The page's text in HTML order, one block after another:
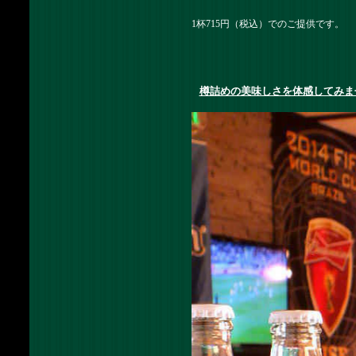
1杯715円（税込）でのご提供です。
樽詰めの美味しさを体感してみ